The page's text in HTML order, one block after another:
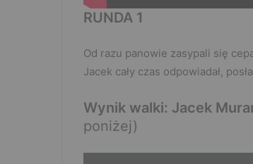
RUNDA 1
Od razu panowie zasypali się
Jacek cały czas odpowiadał,
Wynik walki: Jacek
poniżej)